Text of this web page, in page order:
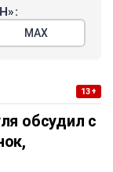
МАХ
13+
обсудил с